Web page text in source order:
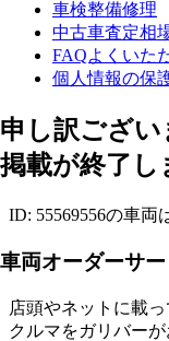
車検整備修理
中古車査定相
FAQよくいた
個人情報の保
申し訳ござ
掲載が終了し
ID: 55569556の車両
車両オーダーサ
店頭やネットに載
クルマをガリバーが